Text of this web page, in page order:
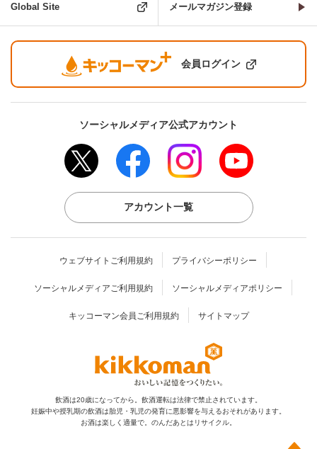
Global Site メールマガジン登録
会員ログイン
ソーシャルメディア公式アカウント
アカウント一覧
ウェブサイトご利用規約 プライバシーポリシー
ソーシャルメディアご利用規約 ソーシャルメディアポリシー
キッコーマン会員ご利用規約 サイトマップ
飲酒は20歳になってから。飲酒運転は法律で禁止されています。
妊娠中や授乳期の飲酒は胎児・乳児の発育に悪影響を与えるおそれがあります。
お酒は楽しく適量で。のんだあとはリサイクル。